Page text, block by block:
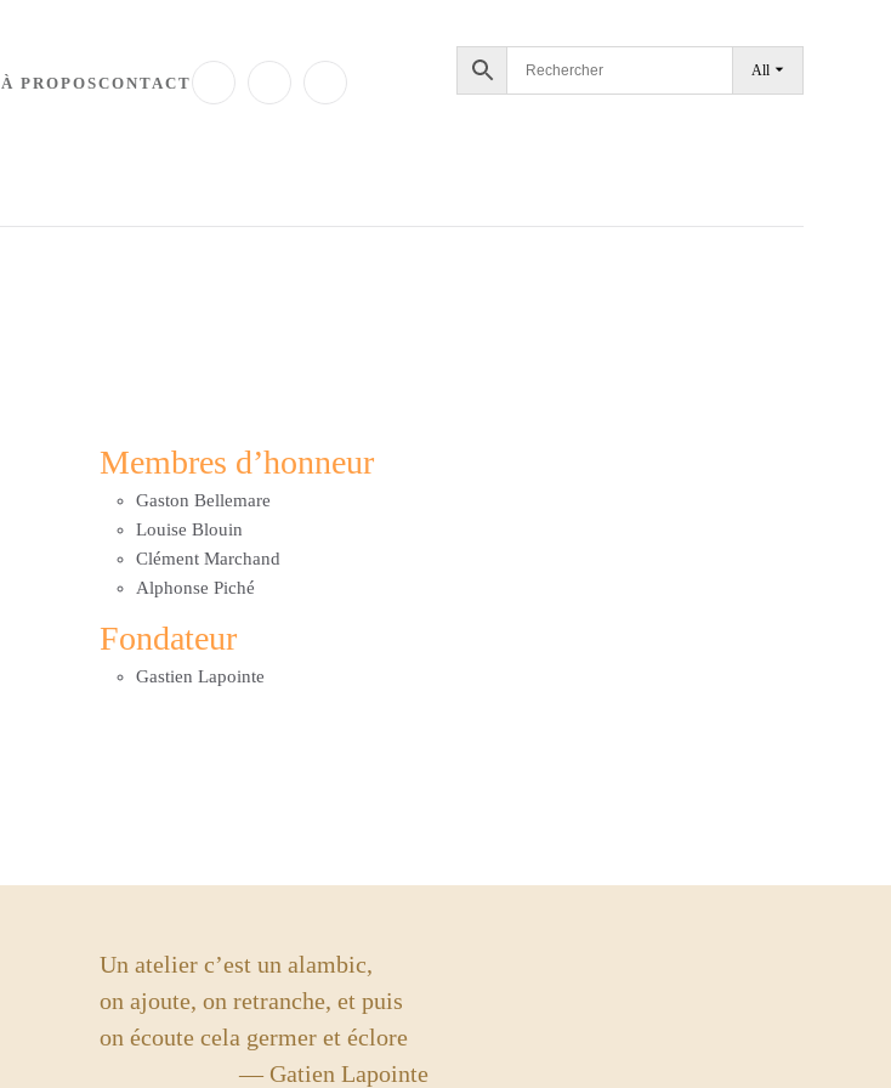
À PROPOSCONTACT
All
Membres d’honneur
Gaston Bellemare
Louise Blouin
Clément Marchand
Alphonse Piché
Fondateur
Gastien Lapointe
Un atelier c’est un alambic,
on ajoute, on retranche, et puis
on écoute cela germer et éclore
— Gatien Lapointe